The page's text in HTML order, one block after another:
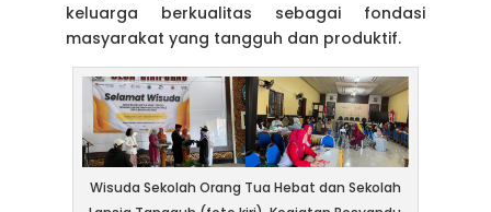
keluarga berkualitas sebagai fondasi
masyarakat yang tangguh dan produktif.
Wisuda Sekolah Orang Tua Hebat dan Sekolah